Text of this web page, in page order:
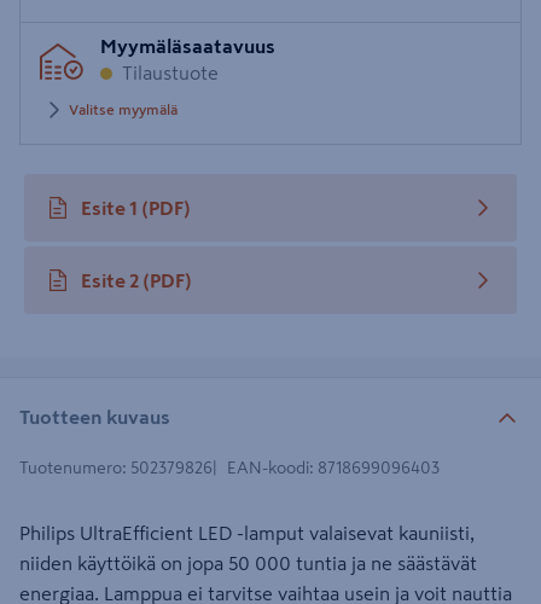
postinumero
Myymäläsaatavuus
Tilaustuote
Valitse myymälä
Esite 1 (PDF)
avautuu uuteen välilehteen
Esite 2 (PDF)
avautuu uuteen välilehteen
Tuotteen kuvaus
Tuotenumero: 502379826 EAN-koodi: 8718699096403
Philips UltraEfficient LED -lamput valaisevat kauniisti,
niiden käyttöikä on jopa 50 000 tuntia ja ne säästävät
energiaa. Lamppua ei tarvitse vaihtaa usein ja voit nauttia